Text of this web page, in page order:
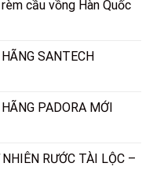
cầu vồng Hàn Quốc
SANTECH
PADORA MỚI
RƯỚC TÀI LỘC –